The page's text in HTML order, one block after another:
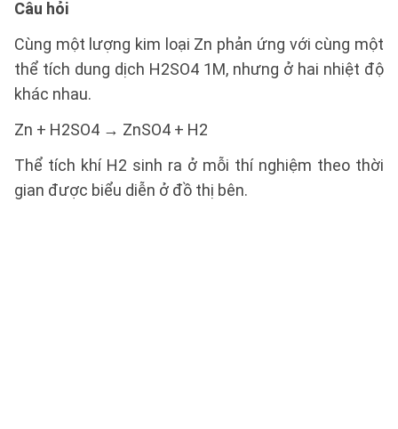
Câu hỏi
Cùng một lượng kim loại Zn phản ứng với cùng một
thể tích dung dịch H2SO4 1M, nhưng ở hai nhiệt độ
khác nhau.
Zn + H2SO4 → ZnSO4 + H2
Thể tích khí H2 sinh ra ở mỗi thí nghiệm theo thời
gian được biểu diễn ở đồ thị bên.